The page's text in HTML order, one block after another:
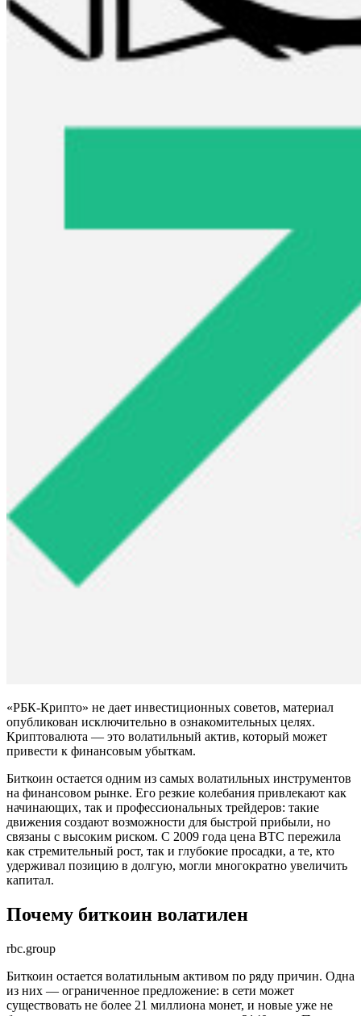
«РБК-Крипто» не дает инвестиционных советов, материал
опубликован исключительно в ознакомительных целях.
Криптовалюта — это волатильный актив, который может
привести к финансовым убыткам.
Биткоин остается одним из самых волатильных инструментов
на финансовом рынке. Его резкие колебания привлекают как
начинающих, так и профессиональных трейдеров: такие
движения создают возможности для быстрой прибыли, но
связаны с высоким риском. С 2009 года цена BTC пережила
как стремительный рост, так и глубокие просадки, а те, кто
удерживал позицию в долгую, могли многократно увеличить
капитал.
Почему биткоин волатилен
rbc.group
Биткоин остается волатильным активом по ряду причин. Одна
из них — ограниченное предложение: в сети может
существовать не более 21 миллиона монет, и новые уже не